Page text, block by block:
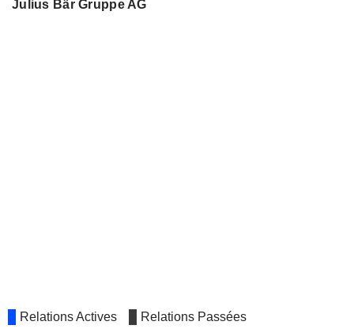
ATTICA
Florence Marie Cecile Rollet
Julius Bär Gruppe AG
Relations Actives Relations Passées